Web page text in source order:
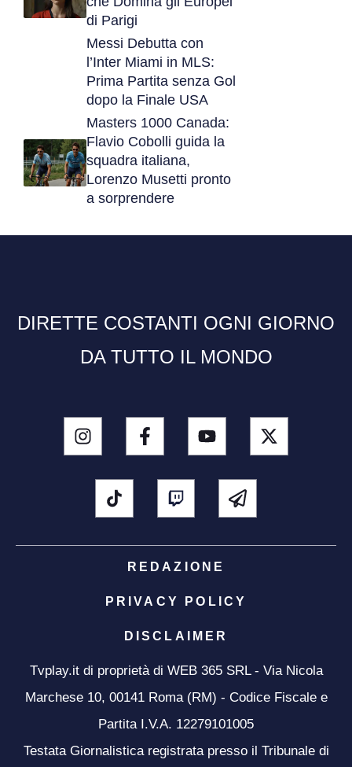
di Parigi
Messi Debutta con
l’Inter Miami in MLS:
Prima Partita senza Gol
dopo la Finale USA
Masters 1000 Canada:
Flavio Cobolli guida la
squadra italiana,
Lorenzo Musetti pronto
a sorprendere
DIRETTE COSTANTI OGNI GIORNO
DA TUTTO IL MONDO
REDAZIONE
PRIVACY POLICY
DISCLAIMER
Tvplay.it di proprietà di WEB 365 SRL - Via Nicola
Marchese 10, 00141 Roma (RM) - Codice Fiscale e
Partita I.V.A. 12279101005
Testata Giornalistica registrata presso il Tribunale di